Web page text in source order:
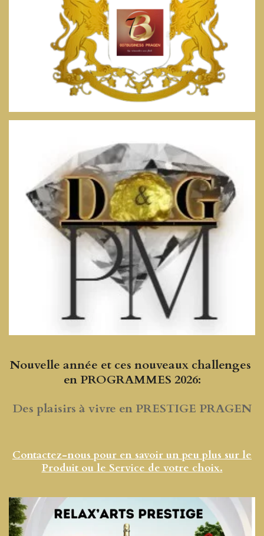
Nouvelle année et ces nouveaux challenges
en PROGRAMMES 2026:
Des plaisirs à vivre en PRESTIGE PRAGEN
Contactez-nous pour en savoir un peu plus sur le
Produit ou le Service de votre choix.